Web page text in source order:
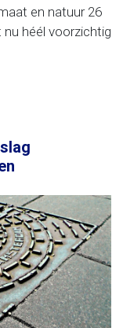
en natuur 26
héél voorzichtig